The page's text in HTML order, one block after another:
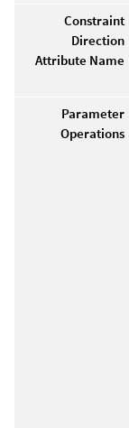
Constraint
Direction
Attribute Name
Parameter
Operations